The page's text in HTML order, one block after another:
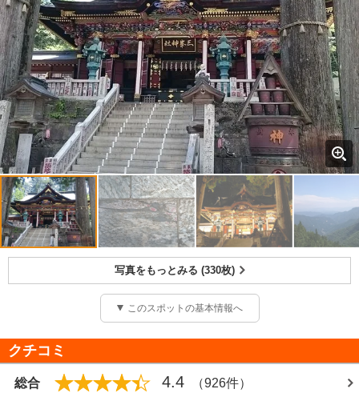
写真をもっとみる (330枚)
このスポットの基本情報へ
クチコミ
総合 4.4 （926件）